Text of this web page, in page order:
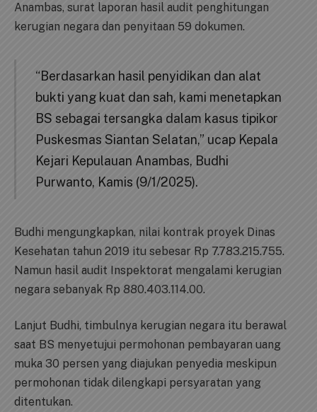
Anambas, surat laporan hasil audit penghitungan
kerugian negara dan penyitaan 59 dokumen.
“Berdasarkan hasil penyidikan dan alat
bukti yang kuat dan sah, kami menetapkan
BS sebagai tersangka dalam kasus tipikor
Puskesmas Siantan Selatan,” ucap Kepala
Kejari Kepulauan Anambas, Budhi
Purwanto, Kamis (9/1/2025).
Budhi mengungkapkan, nilai kontrak proyek Dinas
Kesehatan tahun 2019 itu sebesar Rp 7.783.215.755.
Namun hasil audit Inspektorat mengalami kerugian
negara sebanyak Rp 880.403.114.00.
Lanjut Budhi, timbulnya kerugian negara itu berawal
saat BS menyetujui permohonan pembayaran uang
muka 30 persen yang diajukan penyedia meskipun
permohonan tidak dilengkapi persyaratan yang
ditentukan.